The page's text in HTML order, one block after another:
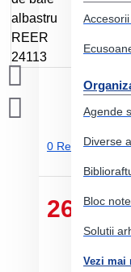
Agende
Diverse
Bloc
Solutii
Vezi mai
0 Review-uri. -
26.40